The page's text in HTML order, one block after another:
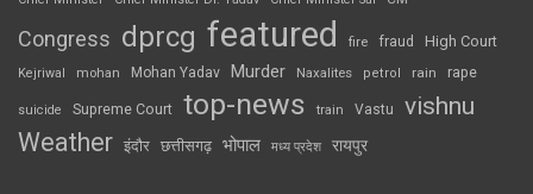
Congress dprcg featured fire fraud High Court
Kejriwal mohan Mohan Yadav Murder Naxalites petrol rain rape
suicide Supreme Court top-news train Vastu vishnu
Weather इंदौर छत्तीसगढ़ भोपाल मध्य प्रदेश रायपुर